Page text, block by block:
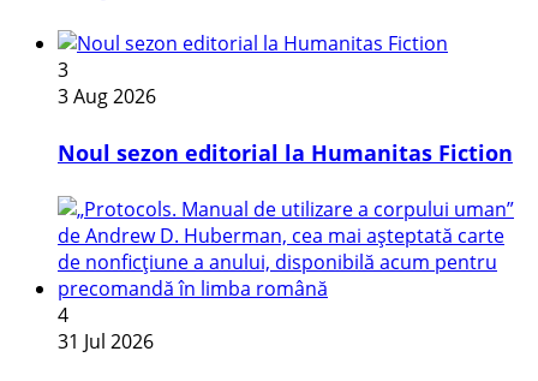
3
3 Aug 2026
​Noul sezon editorial la Humanitas Fiction
4
31 Jul 2026